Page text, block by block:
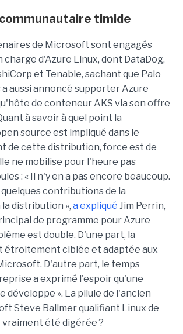
timide
de Microsoft sont engagés
charge d'Azure Linux, dont DataDog,
et Tenable, sachant que Palo
aussi annoncé supporter Azure
de conteneur AKS via son offre
à savoir à quel point la
source est impliqué dans le
de cette distribution, force est de
ne mobilise pour l'heure pas
: « Il n'y en a pas encore beaucoup.
quelques contributions de la
distribution », a expliqué Jim Perrin,
de programme pour Azure
est double. D'une part, la
étroitement ciblée et adaptée aux
D'autre part, le temps
a exprimé l'espoir qu'une
développe ». La pilule de l'ancien
Steve Ballmer qualifiant Linux de
été digérée ?